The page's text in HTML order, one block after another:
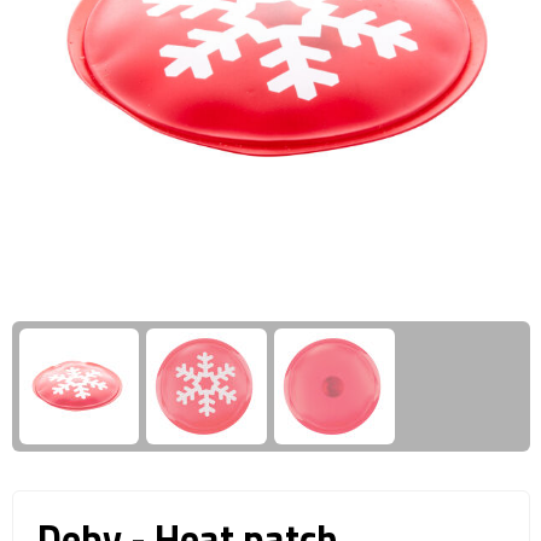
Business trolleys
Documententassen
Reistassen & Trolleys
Reistassen
Trolleys
Giftcards
Wellness Giftsets